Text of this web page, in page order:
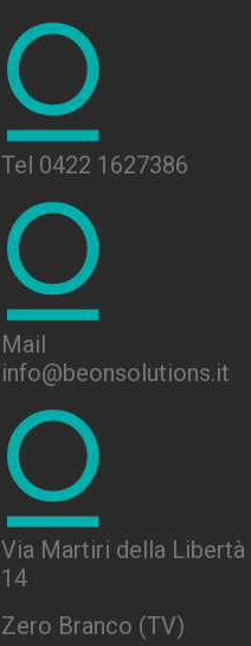
Tel 0422 1627386
Mail
info@beonsolutions.it
Via Martiri della Libertà
14
Zero Branco (TV)